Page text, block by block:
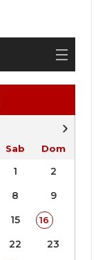
Sab Dom
1
2
8
9
15 16
22
23